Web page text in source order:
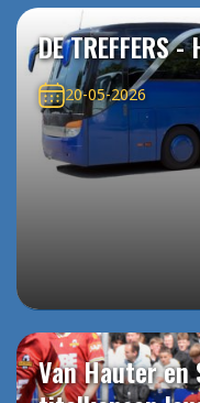
DE TREFFERS -
20-05-2026
Van Hauter en